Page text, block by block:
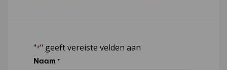
"*" geeft vereiste velden aan
Naam *